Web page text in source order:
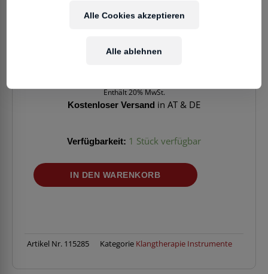
149,90
Enthält 20% MwSt.
Kostenloser Versand in AT & DE
Verfügbarkeit: 1 Stück verfügbar
SELA
(Ø
IN DEN WARENKORB
Artikel Nr. 115285 Kategorie Klangtherapie Instrumente
Alle ablehnen
Alle Cookies akzeptieren